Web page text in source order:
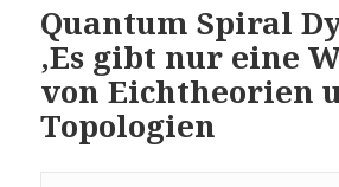
Quantum Spiral
‚Es gibt nur eine
von Eichtheorien
Topologien